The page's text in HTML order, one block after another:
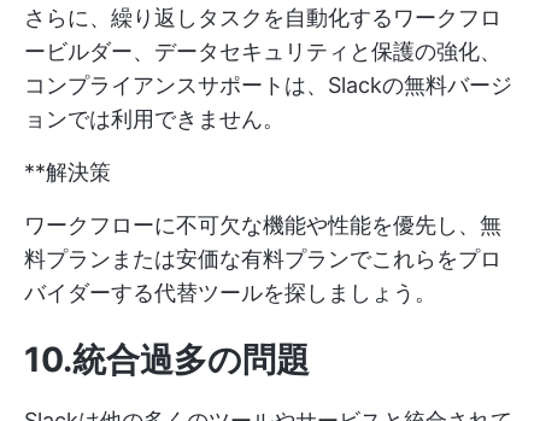
さらに、繰り返しタスクを自動化するワークフロ
ービルダー、データセキュリティと保護の強化、
コンプライアンスサポートは、Slackの無料バージ
ョンでは利用できません。
**解決策
ワークフローに不可欠な機能や性能を優先し、無
料プランまたは安価な有料プランでこれらをプロ
バイダーする代替ツールを探しましょう。
10.統合過多の問題